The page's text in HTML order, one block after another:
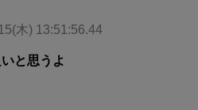
木) 13:51:56.44
と思うよ